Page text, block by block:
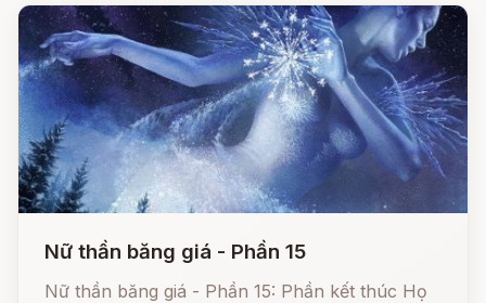
những đám mây mù.
Nữ thần băng giá - Phần 15
Nữ thần băng giá - Phần 15: Phần kết thúc Họ